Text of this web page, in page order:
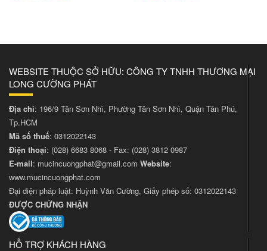
WEBSITE THUỘC SỞ HỮU: CÔNG TY TNHH THƯƠNG MẠI
LONG CƯỜNG PHÁT
Địa chỉ: 196/9 Tân Sơn Nhì, Phường Tân Sơn Nhì, Quận Tân Phú,
Tp.HCM
Mã số thuế: 0312022143
Điện thoại: (028) 6683 8068 - Fax: (028) 3812 0987
E-mail: mucincuongphat@gmail.com Website:
www.mucincuongphat.com
Đại diện pháp luật: Huỳnh Văn Cường, Giấy phép số: 0312022143
ĐƯỢC CHỨNG NHẬN
HỖ TRỢ KHÁCH HÀNG